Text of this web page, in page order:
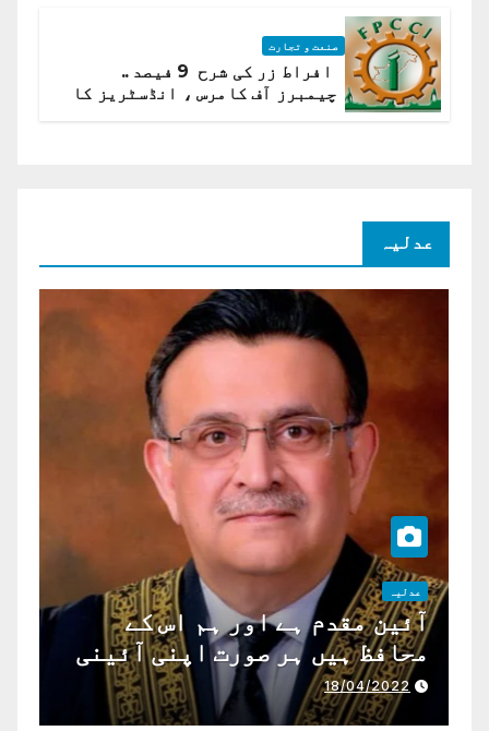
صنعت و تجارت
افراط زر کی شرح 9 فیصد ..
چیمبرز آف کامرس ، انڈسٹریز کا
عدلیہ
عدلیہ
آئین مقدم ہے اور ہم اس کے
محافظ ہیں ہر صورت اپنی آئینی
ذمہ داری ادا کرینگے ، چیف
جسٹس پاکستان
18/04/2022